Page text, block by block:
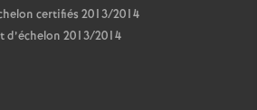
certifiés 2013/2014
d’échelon 2013/2014